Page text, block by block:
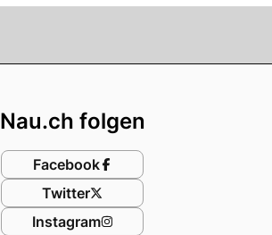
Nau.ch folgen
Facebook
Twitter
Instagram